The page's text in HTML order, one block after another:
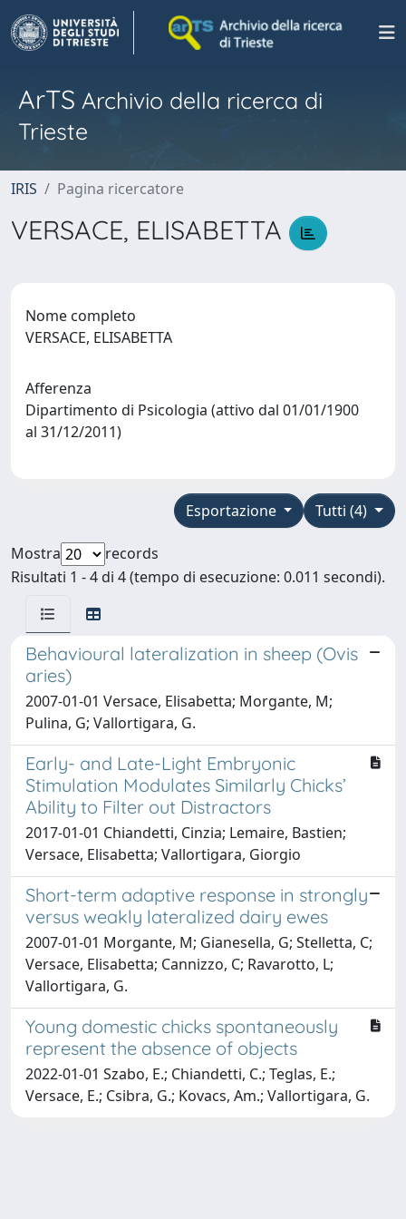
ArTS Archivio della ricerca di
Trieste
IRIS Pagina ricercatore
VERSACE, ELISABETTA
Nome completo
VERSACE, ELISABETTA
Afferenza
Dipartimento di Psicologia (attivo dal 01/01/1900
al 31/12/2011)
Tutti (4)
Esportazione
Mostra
records
Risultati 1 - 4 di 4 (tempo di esecuzione: 0.011 secondi).
Behavioural lateralization in sheep (Ovis
aries)
2007-01-01 Versace, Elisabetta; Morgante, M;
Pulina, G; Vallortigara, G.
Early- and Late-Light Embryonic
Stimulation Modulates Similarly Chicks’
Ability to Filter out Distractors
2017-01-01 Chiandetti, Cinzia; Lemaire, Bastien;
Versace, Elisabetta; Vallortigara, Giorgio
Short-term adaptive response in strongly
versus weakly lateralized dairy ewes
2007-01-01 Morgante, M; Gianesella, G; Stelletta, C;
Versace, Elisabetta; Cannizzo, C; Ravarotto, L;
Vallortigara, G.
Young domestic chicks spontaneously
represent the absence of objects
2022-01-01 Szabo, E.; Chiandetti, C.; Teglas, E.;
Versace, E.; Csibra, G.; Kovacs, Am.; Vallortigara, G.